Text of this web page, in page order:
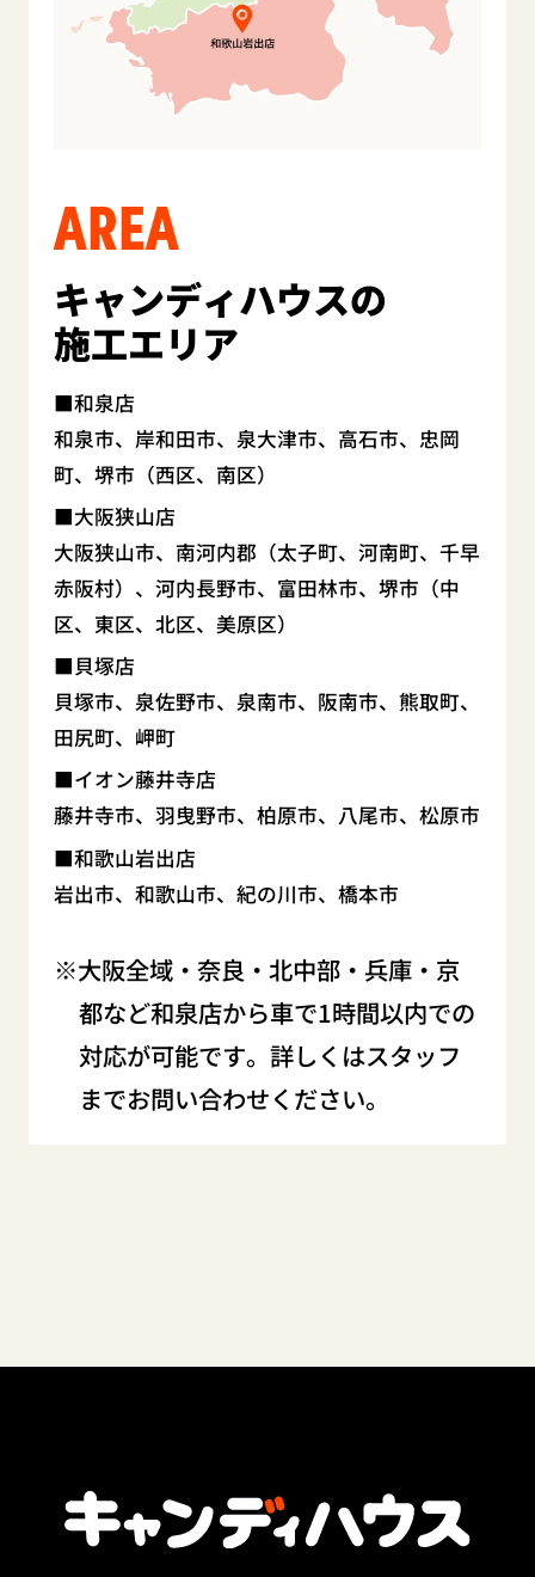
AREA
キャンディハウスの
施工エリア
和泉店
和泉市、岸和田市、泉大津市、高石市、忠岡
町、堺市（西区、南区）
大阪狭山店
大阪狭山市、南河内郡（太子町、河南町、千早
赤阪村）、河内長野市、富田林市、堺市（中
区、東区、北区、美原区）
貝塚店
貝塚市、泉佐野市、泉南市、阪南市、熊取町、
田尻町、岬町
イオン藤井寺店
藤井寺市、羽曳野市、柏原市、八尾市、松原市
和歌山岩出店
岩出市、和歌山市、紀の川市、橋本市
大阪全域・奈良・北中部・兵庫・京
都など和泉店から車で1時間以内での
対応が可能です。詳しくはスタッフ
までお問い合わせください。